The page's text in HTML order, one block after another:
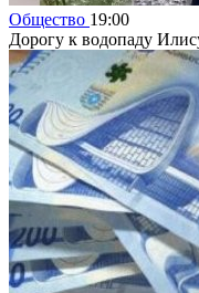
Общество 19:00
Дорогу к водопаду